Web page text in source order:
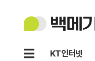
백
KT인터넷
메